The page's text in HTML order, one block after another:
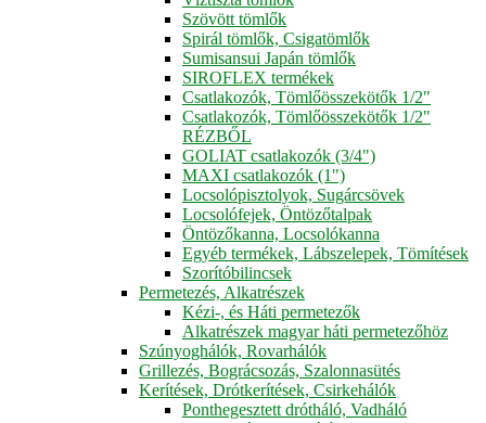
Szövött tömlők
Spirál tömlők, Csigatömlők
Sumisansui Japán tömlők
SIROFLEX termékek
Csatlakozók, Tömlőösszekötők 1/2"
Csatlakozók, Tömlőösszekötők 1/2"
RÉZBŐL
GOLIAT csatlakozók (3/4")
MAXI csatlakozók (1")
Locsolópisztolyok, Sugárcsövek
Locsolófejek, Öntözőtalpak
Öntözőkanna, Locsolókanna
Egyéb termékek, Lábszelepek, Tömítések
Szorítóbilincsek
Permetezés, Alkatrészek
Kézi-, és Háti permetezők
Alkatrészek magyar háti permetezőhöz
Szúnyoghálók, Rovarhálók
Grillezés, Bográcsozás, Szalonnasütés
Kerítések, Drótkerítések, Csirkehálók
Ponthegesztett drótháló, Vadháló